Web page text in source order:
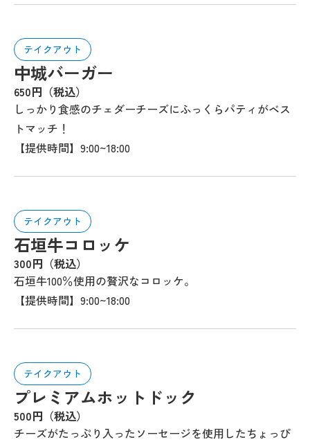
テイクアウト
中城バーガー
650円（税込）
しっかり食感のチェダーチーズにふっくらパティがベス
トマッチ！
【提供時間】9:00~18:00
テイクアウト
石垣牛コロッケ
300円（税込）
石垣牛100％使用の贅沢なコロッケ。
【提供時間】9:00~18:00
テイクアウト
プレミアムホットドック
500円（税込）
チーズがたっぷり入ったソーセージを使用したちょっぴ